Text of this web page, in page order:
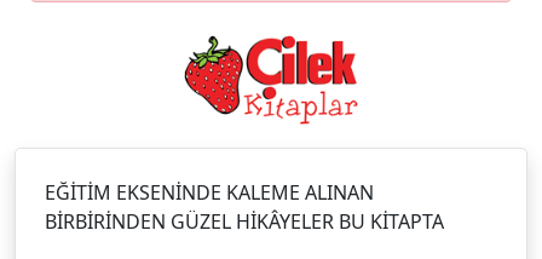
EĞİTİM EKSENİNDE KALEME ALINAN
BİRBİRİNDEN GÜZEL HİKÂYELER BU KİTAPTA